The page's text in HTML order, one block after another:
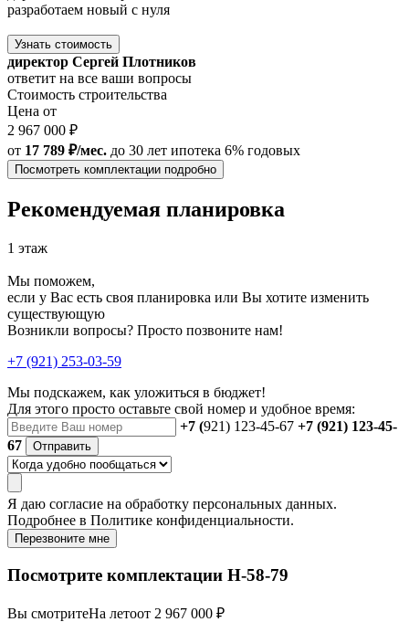
разработаем новый с нуля
Узнать стоимость
директор Сергей Плотников
ответит на все ваши вопросы
Стоимость строительства
Цена от
2 967 000 ₽
от 17 789 ₽/мес. до 30 лет ипотека 6% годовых
Посмотреть комплектации подробно
Рекомендуемая планировка
1 этаж
Мы поможем,
если у Вас есть своя планировка или Вы хотите изменить
существующую
Возникли вопросы? Просто позвоните нам!
+7 (921) 253-03-59
Мы подскажем, как уложиться в бюджет!
Для этого просто оставьте свой номер и удобное время:
+7 (921) 123-45-67 +7 (921) 123-45-
67
Отправить
Я даю согласие на обработку персональных данных.
Подробнее в Политике конфиденциальности.
Перезвоните мне
Посмотрите комплектации Н-58-79
Вы смотритеНа летоот 2 967 000 ₽